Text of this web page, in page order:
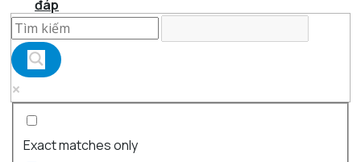
đáp
Exact matches only